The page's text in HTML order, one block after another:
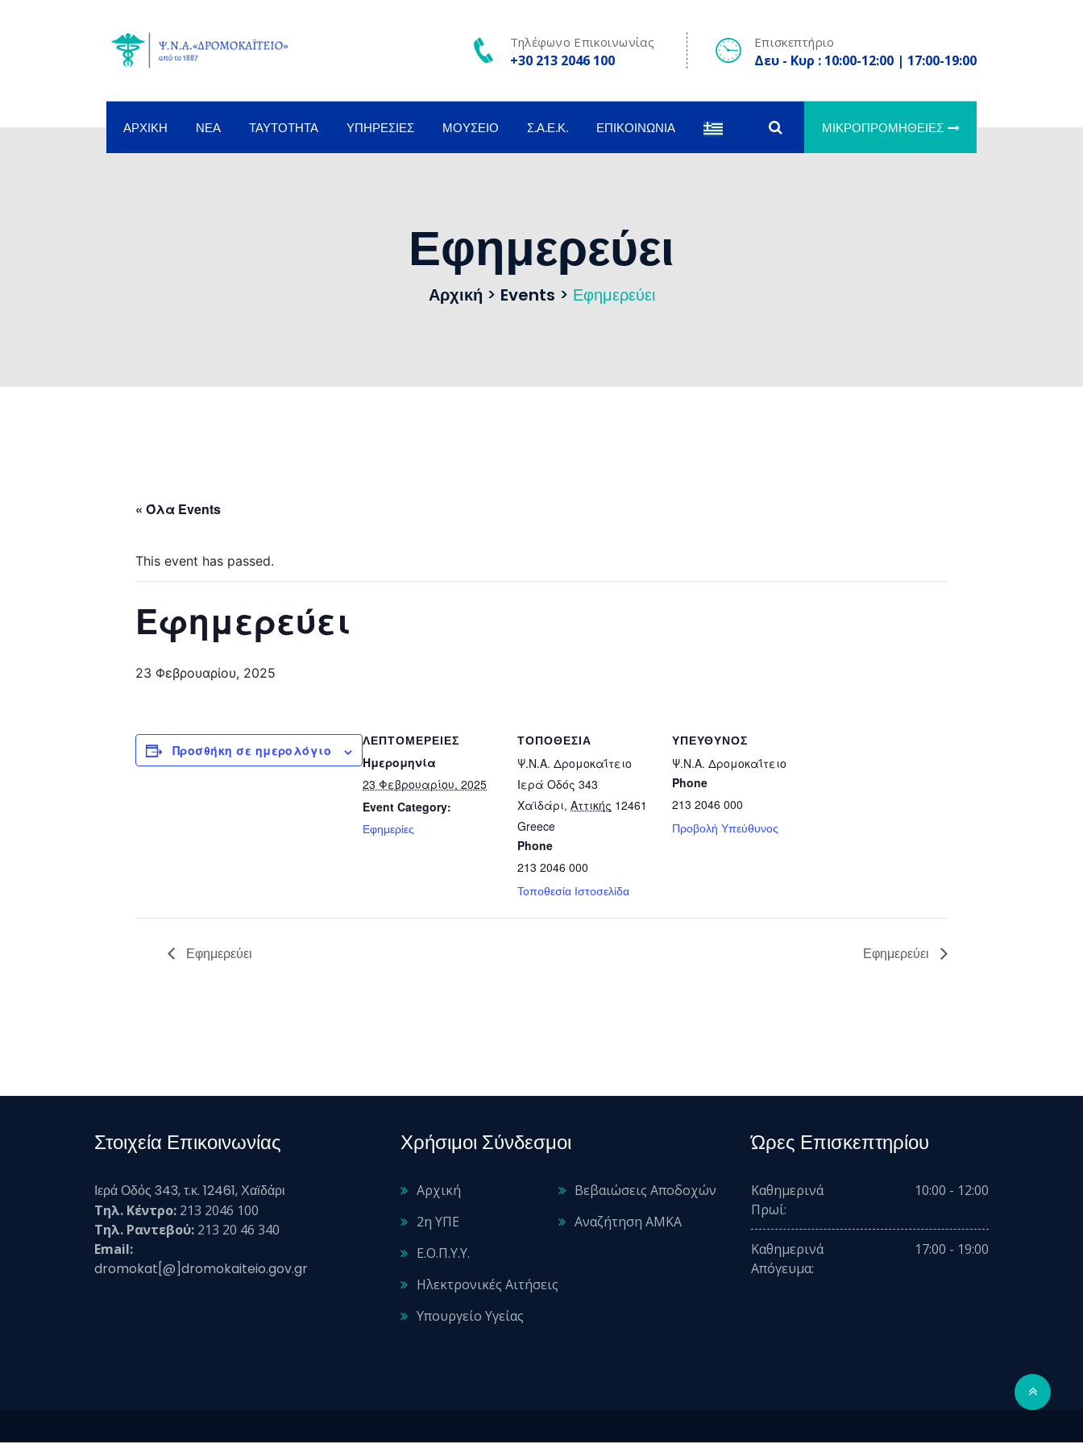
Τηλέφωνο Επικοινωνίας
+30 213 2046 100
Επισκεπτήριο
Δευ - Κυρ : 10:00-12:00 | 17:00-19:00
ΑΡΧΙΚΉ ΝΈΑ ΤΑΥΤΌΤΗΤΑ ΥΠΗΡΕΣΊΕΣ ΜΟΥΣΕΊΟ Σ.Α.Ε.Κ. ΕΠΙΚΟΙΝΩΝΊΑ ΜΙΚΡΟΠΡΟΜΉΘΕΙΕΣ
Εφημερεύει
Αρχική > Events > Εφημερεύει
« Όλα Events
This event has passed.
Εφημερεύει
23 Φεβρουαρίου, 2025
Προσθήκη σε ημερολόγιο
ΛΕΠΤΟΜΈΡΕΙΕΣ
Ημερομηνία
23 Φεβρουαρίου, 2025
Event Category:
Εφημερίες
ΤΟΠΟΘΕΣΊΑ
Ψ.Ν.Α. Δρομοκαΐτειο
Ιερά Οδός 343
Χαϊδάρι, Αττικής 12461
Greece
Phone
213 2046 000
Τοποθεσία Ιστοσελίδα
ΥΠΕΎΘΥΝΟΣ
Ψ.Ν.Α. Δρομοκαΐτειο
Phone
213 2046 000
Προβολή Υπεύθυνος
Εφημερεύει Εφημερεύει
Στοιχεία Επικοινωνίας
Ιερά Οδός 343, τ.κ. 12461, Χαϊδάρι
Τηλ. Κέντρο: 213 2046 100
Τηλ. Ραντεβού: 213 20 46 340
Email:
dromokat[@]dromokaiteio.gov.gr
Χρήσιμοι Σύνδεσμοι
Αρχική
2η ΥΠΕ
Ε.Ο.Π.Υ.Υ.
Ηλεκτρονικές Αιτήσεις
Υπουργείο Υγείας
Βεβαιώσεις Αποδοχών
Αναζήτηση ΑΜΚΑ
Ώρες Επισκεπτηρίου
Καθημερινά
Πρωί:
10:00 - 12:00
Καθημερινά
Απόγευμα:
17:00 - 19:00